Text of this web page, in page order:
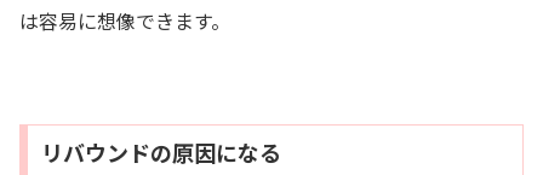
は容易に想像できます。
リバウンドの原因になる